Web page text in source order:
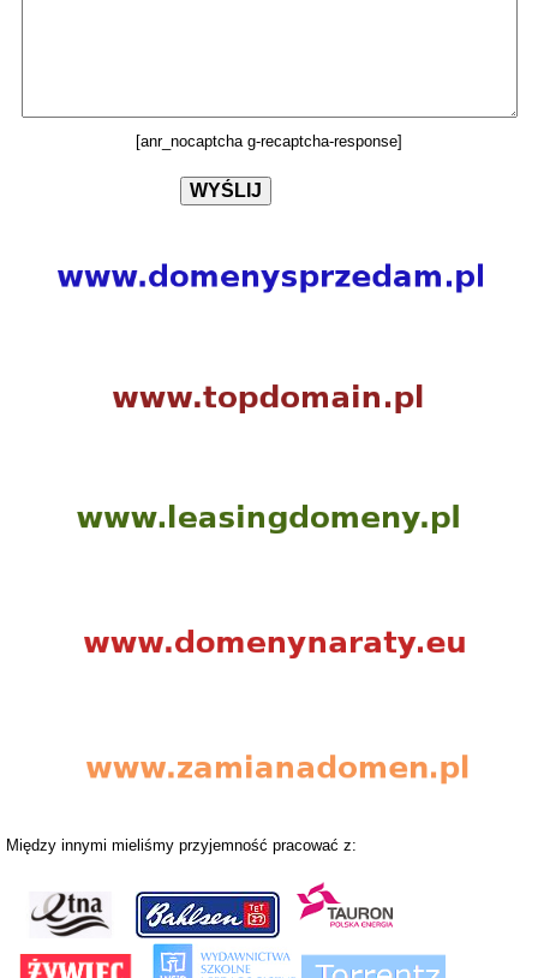
[anr_nocaptcha g-recaptcha-response]
Między innymi mieliśmy przyjemność pracować z: